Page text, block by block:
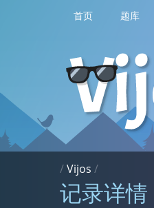
首页 题库
/Vijos /
记录详情